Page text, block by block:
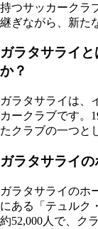
持つサッカークラ
継ぎながら、新た
ガラタサライ
か？
ガラタサライは、
カークラブです。
たクラブの一つと
ガラタサライ
ガラタサライのホ
にある「テュルク
約52,000人で、ク